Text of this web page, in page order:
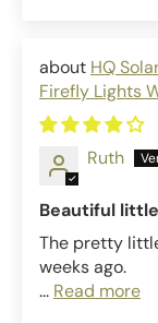
HQ
Firefly Lights
Ruth
Beautiful
The pretty
weeks ago.
... Read more